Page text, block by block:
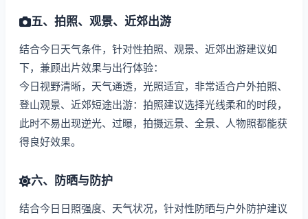
五、拍照、观景、近郊出游
结合今日天气条件，针对性拍照、观景、近郊出游建议如
下，兼顾出片效果与出行体验：
今日视野清晰，天气通透，光照适宜，非常适合户外拍照、
登山观景、近郊短途出游：拍照建议选择光线柔和的时段，
此时不易出现逆光、过曝，拍摄远景、全景、人物照都能获
得良好效果。
六、防晒与防护
结合今日日照强度、天气状况，针对性防晒与户外防护建议